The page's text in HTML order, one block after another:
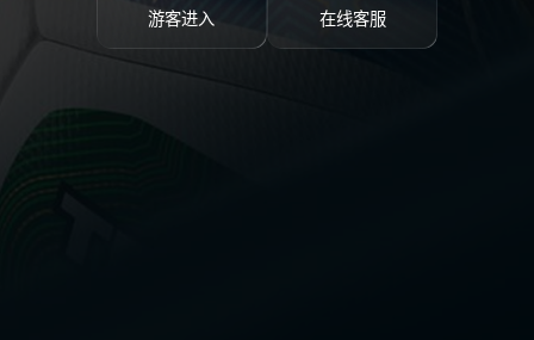
游客进入 在线客服